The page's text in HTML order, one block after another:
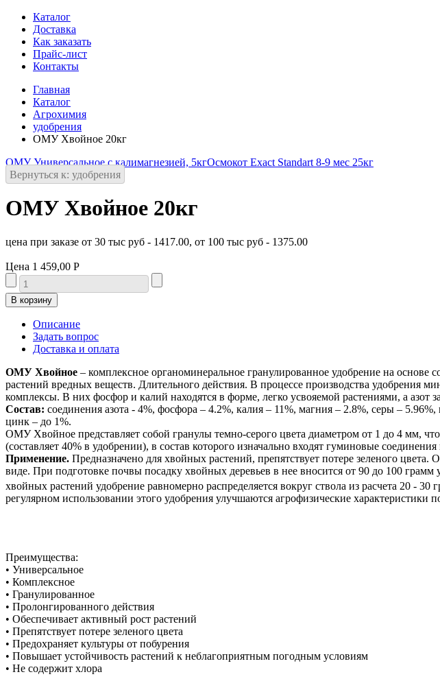
Каталог
Доставка
Как заказать
Прайс-лист
Контакты
Главная
Каталог
Агрохимия
удобрения
ОМУ Хвойное 20кг
ОМУ Универсальное с калимагнезией, 5кгОсмокот Exact Standart 8-9 мес 25кг
Вернуться к: удобрения
ОМУ Хвойное 20кг
цена при заказе от 30 тыс руб - 1417.00, от 100 тыс руб - 1375.00
Цена 1 459,00 Р
Описание
Задать вопрос
Доставка и оплата
ОМУ Хвойное – комплексное органоминеральное гранулированное удобрение на
растений вредных веществ. Длительного действия. В процессе производства
комплексы. В них фосфор и калий находятся в форме, легко усвояемой растениями, а азот
Состав: соединения азота - 4%, фосфора – 4.2%, калия – 11%, магния – 2.8%, серы –
цинк – до 1%.
ОМУ Хвойное представляет собой гранулы темно-серого цвета диаметром от 1 до 4 мм,
(составляет 40% в удобрении), в состав которого изначально входят гуминовые
Применение. Предназначено для хвойных растений, препятствует потере зеленого
виде. При подготовке почвы посадку хвойных деревьев в нее вносится от 90 до 100
хвойных растений удобрение равномерно распределяется вокруг ствола из расчета 20 - 30
регулярном использовании этого удобрения улучшаются агрофизические характеристики
Преимущества:
• Универсальное
• Комплексное
• Гранулированное
• Пролонгированного действия
• Обеспечивает активный рост растений
• Препятствует потере зеленого цвета
• Предохраняет культуры от побурения
• Повышает устойчивость растений к неблагоприятным погодным условиям
• Не содержит хлора